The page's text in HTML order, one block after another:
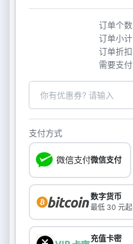
订单个数
订单小计
订单折扣
需要支付
支付方式
微信支付
数字货币
最低 30 元起
充值卡密